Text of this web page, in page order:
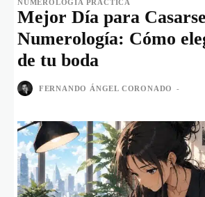
NUMEROLOGÍA PRÁCTICA
Mejor Día para
Numerología: Cómo
de tu boda
FERNANDO ÁNGEL CORONADO -